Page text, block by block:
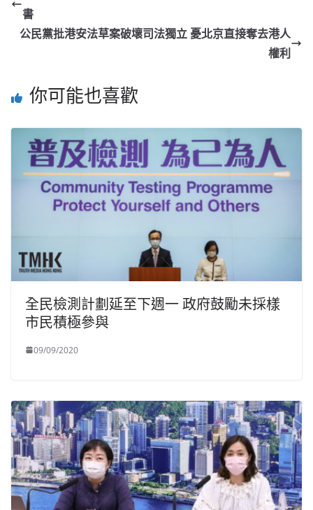
書
公民黨批港安法草案破壞司法獨立 憂北京直接奪去港人
權利
你可能也喜歡
全民檢測計劃延至下週一 政府鼓勵未採樣
市民積極參與
09/09/2020